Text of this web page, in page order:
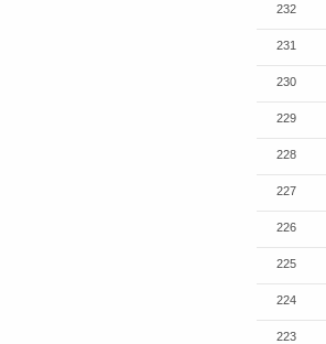
232
231
230
229
228
227
226
225
224
223